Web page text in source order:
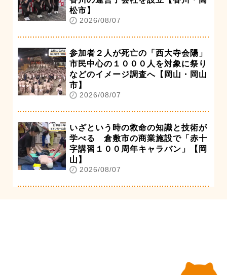
松市】
2026/08/07
参加者２人が死亡の「西大寺会陽」
市民中心の１０００人を対象に祭り
などのイメージ調査へ【岡山・岡山
市】
2026/08/07
いざという時の救命の知識と技術が
学べる 倉敷市の商業施設で「赤十
字講習１００周年キャラバン」【岡
山】
2026/08/07